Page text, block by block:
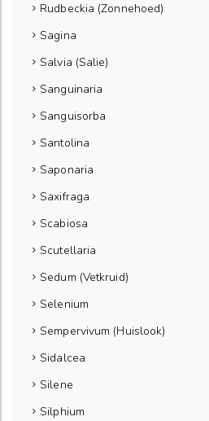
Rudbeckia (Zonnehoed)
Sagina
Salvia (Salie)
Sanguinaria
Sanguisorba
Santolina
Saponaria
Saxifraga
Scabiosa
Scutellaria
Sedum (Vetkruid)
Selenium
Sempervivum (Huislook)
Sidalcea
Silene
Silphium